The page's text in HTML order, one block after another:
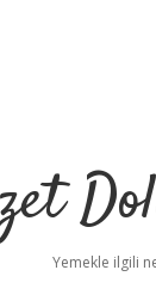
Yemekle ilgili